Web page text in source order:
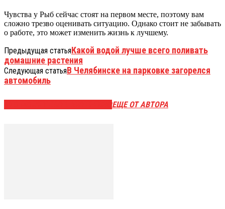
Чувства у Рыб сейчас стоят на первом месте, поэтому вам
сложно трезво оценивать ситуацию. Однако стоит не забывать
о работе, это может изменить жизнь к лучшему.
Предыдущая статьяКакой водой лучше всего поливать
домашние растения
Следующая статьяВ Челябинске на парковке загорелся
автомобиль
ЕЩЕ ОТ АВТОРА